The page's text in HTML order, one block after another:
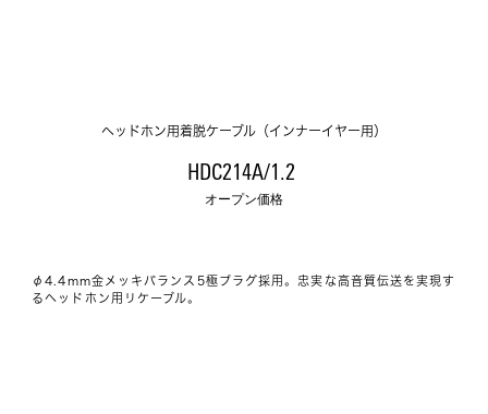
ヘッドホン用着脱ケーブル（インナーイヤー用）
HDC214A/1.2
オープン価格
φ4.4mm金メッキバランス5極プラグ採用。忠実な高音質伝送を実現す
るヘッドホン用リケーブル。